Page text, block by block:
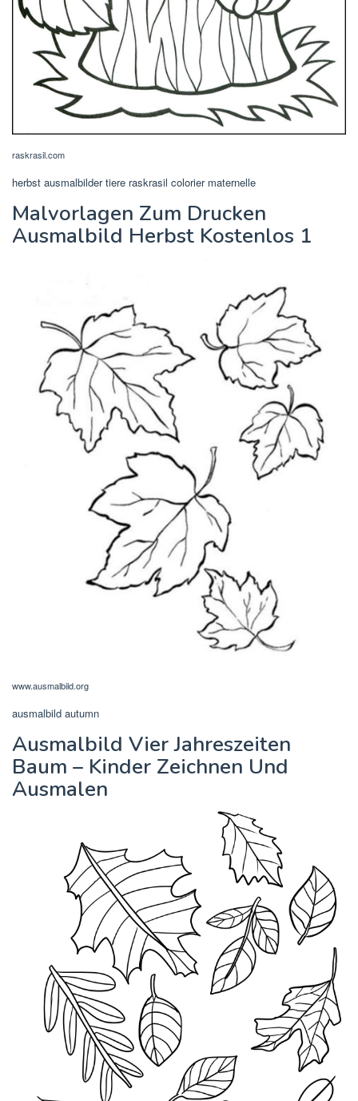
raskrasil.com
herbst ausmalbilder tiere raskrasil colorier maternelle
Malvorlagen Zum Drucken
Ausmalbild Herbst Kostenlos 1
www.ausmalbild.org
ausmalbild autumn
Ausmalbild Vier Jahreszeiten
Baum – Kinder Zeichnen Und
Ausmalen